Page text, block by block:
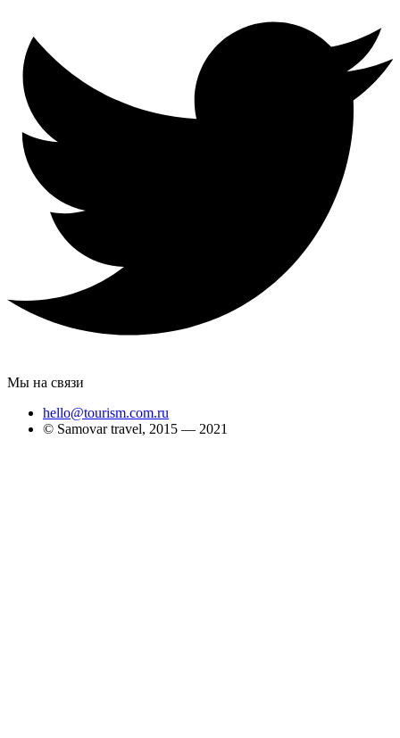
Мы на связи
hello@tourism.com.ru
© Samovar travel, 2015 — 2021